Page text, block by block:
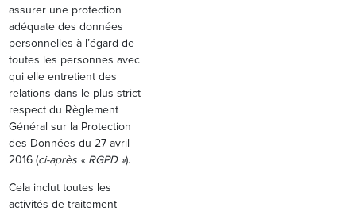
assurer une protection
adéquate des données
personnelles à l’égard de
toutes les personnes avec
qui elle entretient des
relations dans le plus strict
respect du Règlement
Général sur la Protection
des Données du 27 avril
2016 (ci-après « RGPD »).
Cela inclut toutes les
activités de traitement